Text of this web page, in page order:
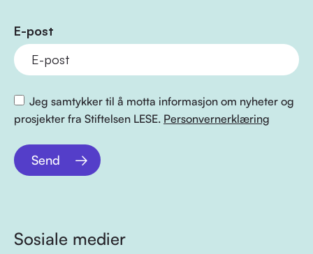
E-post
Jeg samtykker til å motta informasjon om nyheter og
prosjekter fra Stiftelsen LESE. Personvernerklæring
Send
Sosiale medier